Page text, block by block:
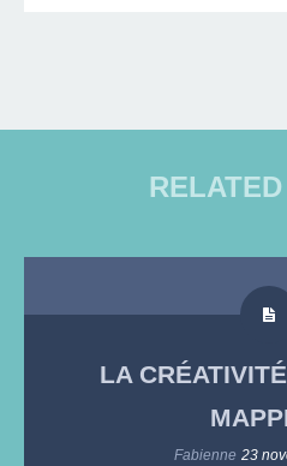
LA
Fabienne 23